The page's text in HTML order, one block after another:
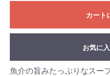
カート
お気に
魚介の旨みたっぷりなスー